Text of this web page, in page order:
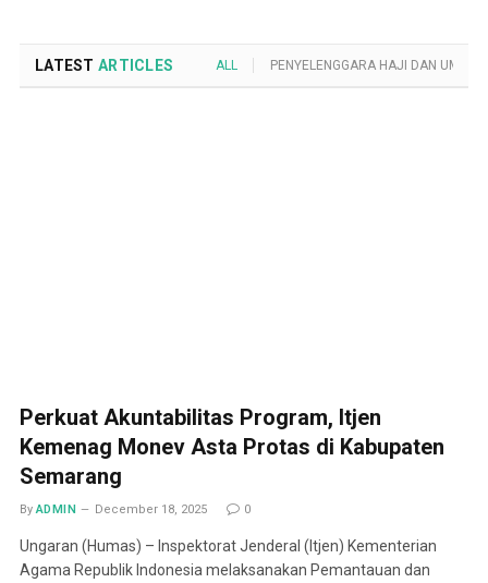
LATEST ARTICLES ALL PENYELENGGARA HAJI DAN UMROH
Perkuat Akuntabilitas Program, Itjen
Kemenag Monev Asta Protas di Kabupaten
Semarang
By ADMIN December 18, 2025 0
Ungaran (Humas) – Inspektorat Jenderal (Itjen) Kementerian
Agama Republik Indonesia melaksanakan Pemantauan dan